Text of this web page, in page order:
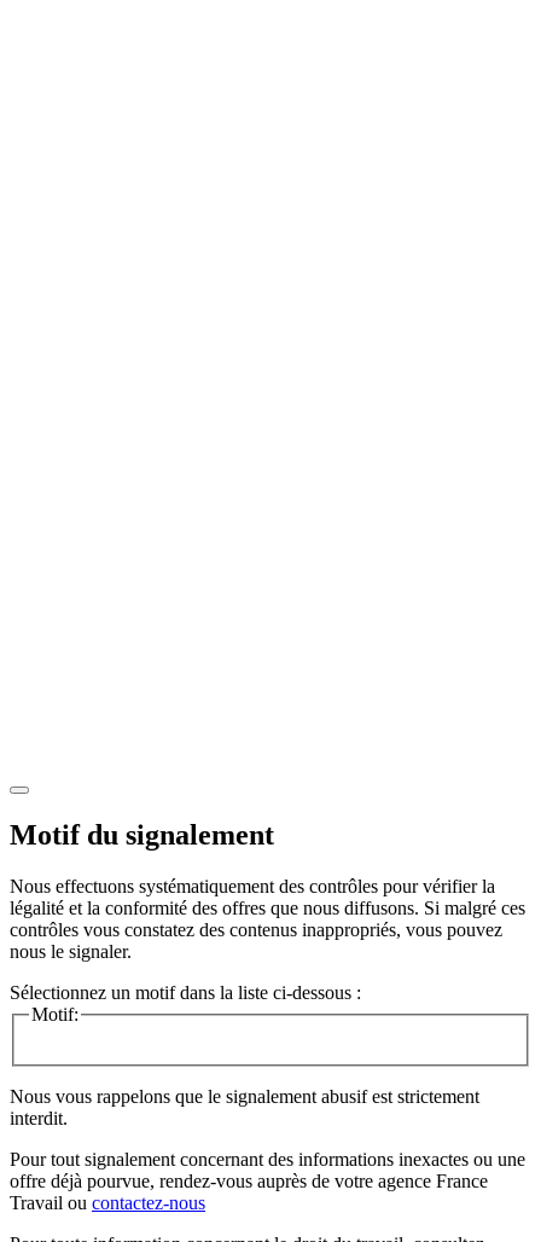
Motif du signalement
Nous effectuons systématiquement des contrôles pour vérifier la
légalité et la conformité des offres que nous diffusons. Si malgré ces
contrôles vous constatez des contenus inappropriés, vous pouvez
nous le signaler.
Sélectionnez un motif dans la liste ci-dessous :
Motif:
Nous vous rappelons que le signalement abusif est strictement
interdit.
Pour tout signalement concernant des informations inexactes ou une
offre déjà pourvue, rendez-vous auprès de votre agence France
Travail ou contactez-nous